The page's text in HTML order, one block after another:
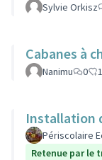
Sylvie Orkisz
Cabanes à
Nanimu 0 1
Installation
Périscolaire
Retenue par le